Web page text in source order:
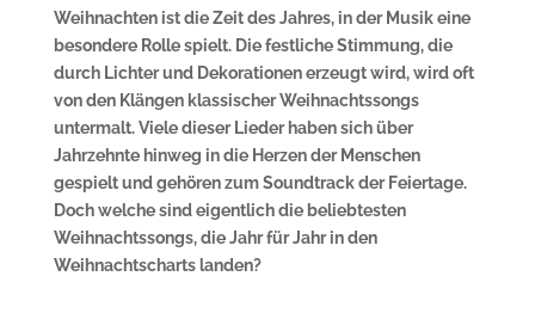
Weihnachten ist die Zeit des Jahres, in der Musik eine
besondere Rolle spielt. Die festliche Stimmung, die
durch Lichter und Dekorationen erzeugt wird, wird oft
von den Klängen klassischer Weihnachtssongs
untermalt. Viele dieser Lieder haben sich über
Jahrzehnte hinweg in die Herzen der Menschen
gespielt und gehören zum Soundtrack der Feiertage.
Doch welche sind eigentlich die beliebtesten
Weihnachtssongs, die Jahr für Jahr in den
Weihnachtscharts landen?